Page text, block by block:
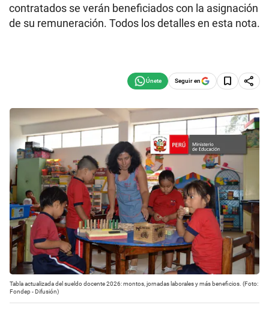
contratados se verán beneficiados con la asignación
de su remuneración. Todos los detalles en esta nota.
Seguir en
Tabla actualizada del sueldo docente 2026: montos, jornadas laborales y más beneficios. (Foto:
Fondep - Difusión)